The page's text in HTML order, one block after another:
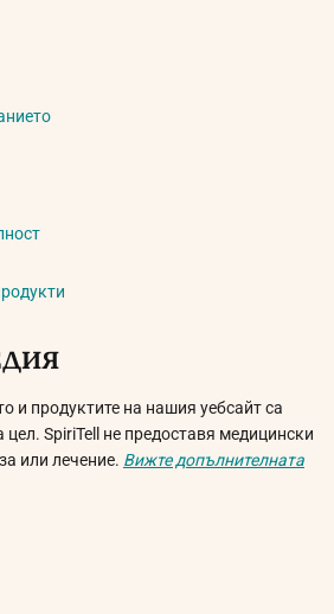
и продуктите на нашия уебсайт са
SpiriTell не предоставя медицински
или лечение. Вижте допълнителната